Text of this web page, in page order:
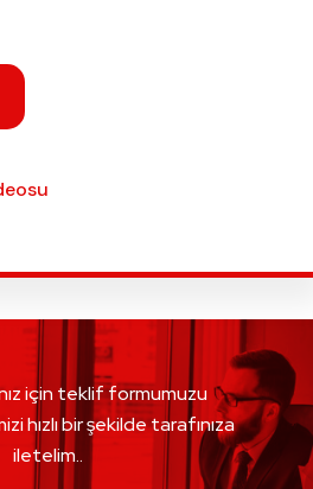
için teklif formumuzu
hızlı bir şekilde tarafınıza
iletelim..